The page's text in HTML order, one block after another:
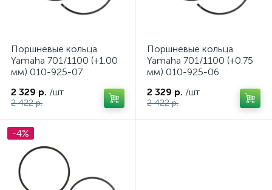
Поршневые кольца
Yamaha 701/1100 (+1.00
мм) 010-925-07
2 329 р. /шт
2 422 р.
Поршневые кольца
Yamaha 701/1100 (+0.75
мм) 010-925-06
2 329 р. /шт
2 422 р.
-4%